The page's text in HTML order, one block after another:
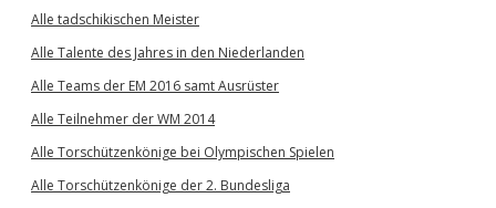
Alle tadschikischen Meister
Alle Talente des Jahres in den Niederlanden
Alle Teams der EM 2016 samt Ausrüster
Alle Teilnehmer der WM 2014
Alle Torschützenkönige bei Olympischen Spielen
Alle Torschützenkönige der 2. Bundesliga